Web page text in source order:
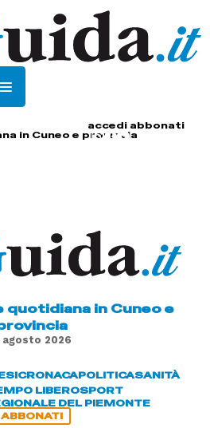
accedi abbonati
in Cuneo e provincia
quotidiana in Cuneo e
agosto 2026
CRONACAPOLITICASANITÀ
LIBEROSPORT
DEL PIEMONTE
ABBONATI